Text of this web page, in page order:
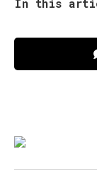
In this